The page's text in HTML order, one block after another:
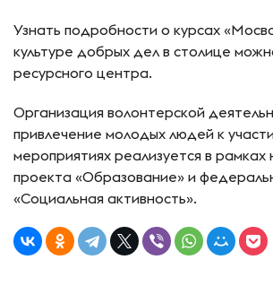
Узнать подробности о курсах
культуре добрых дел в столице
ресурсного центра.
Организация волонтерской
привлечение молодых людей к
мероприятиях реализуется в рамках
проекта «Образование» и
«Социальная активность».